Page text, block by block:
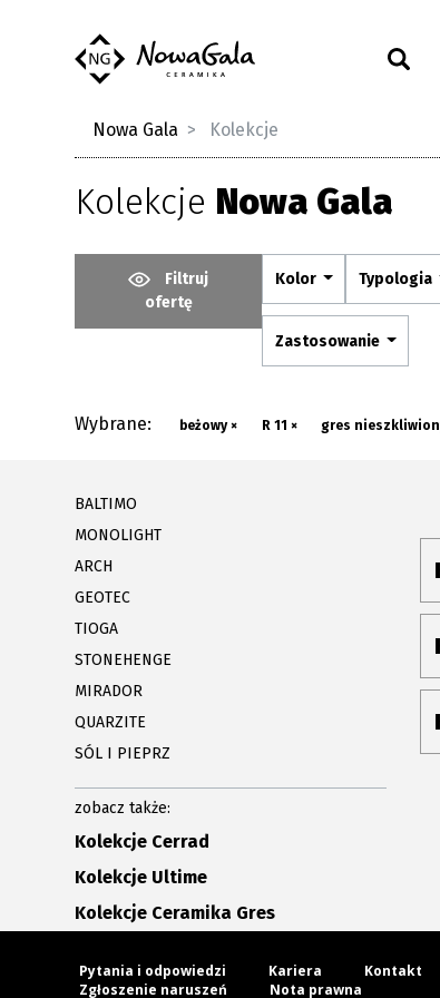
Nowa Gala Kolekcje
Kolekcje Nowa Gala
Filtruj
ofertę
Kolor Typologia
Zastosowanie
Wybrane: beżowy × R 11 × gres
BALTIMO
MONOLIGHT
ARCH
GEOTEC
TIOGA
STONEHENGE
MIRADOR
QUARZITE
SÓL I PIEPRZ
zobacz także:
Kolekcje Cerrad
Kolekcje Ultime
Kolekcje Ceramika Gres
Pytania i odpowiedzi Kariera Kontakt
Zgłoszenie naruszeń
Nota prawna